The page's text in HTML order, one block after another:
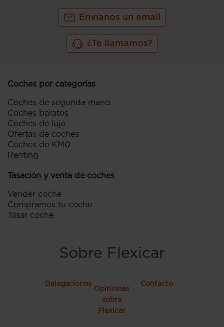
Envíanos un email
¿Te llamamos?
Coches por categorías
Coches de segunda mano
Coches baratos
Coches de lujo
Ofertas de coches
Coches de KM0
Renting
Tasación y venta de coches
Vender coche
Compramos tu coche
Tasar coche
Sobre Flexicar
Delegaciones
Opiniones
sobre
Flexicar
Contacto